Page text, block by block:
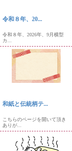
令和８年、20...
令和８年、2026年、9月横型
カ...
和紙と伝統柄テ...
こちらのページを開いて頂き
ありが...